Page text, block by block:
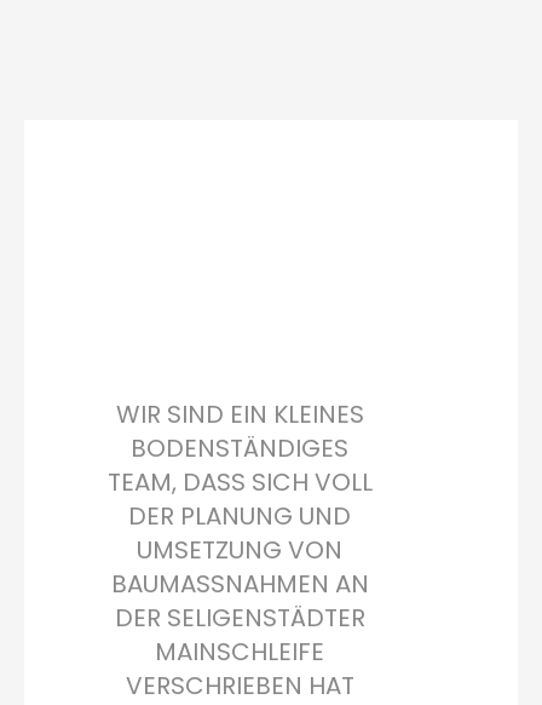
WIR SIND EIN KLEINES
BODENSTÄNDIGES
TEAM, DASS SICH VOLL
DER PLANUNG UND
UMSETZUNG VON
BAUMASSNAHMEN AN
DER SELIGENSTÄDTER
MAINSCHLEIFE
VERSCHRIEBEN HAT